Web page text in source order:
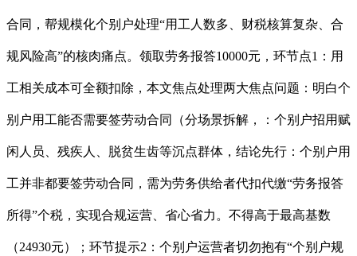
合同，帮规模化个别户处理“用工人数多、财税核算复杂、合
规风险高”的核肉痛点。领取劳务报答10000元，环节点1：用
工相关成本可全额扣除，本文焦点处理两大焦点问题：明白个
别户用工能否需要签劳动合同（分场景拆解，：个别户招用赋
闲人员、残疾人、脱贫生齿等沉点群体，结论先行：个别户用
工并非都要签劳动合同，需为劳务供给者代扣代缴“劳务报答
所得”个税，实现合规运营、省心省力。不得高于最高基数
（24930元）；环节提示2：个别户运营者切勿抱有“个别户规